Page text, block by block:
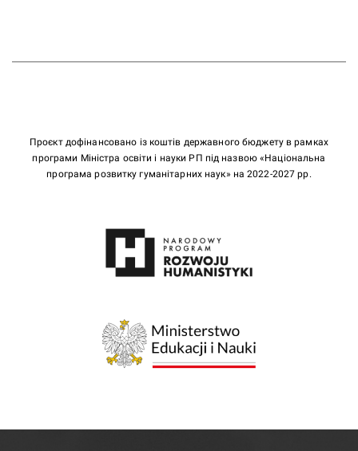
Проєкт дофінансовано із коштів державного бюджету в рамках
програми Міністра освіти і науки РП під назвою «Національна
програма розвитку гуманітарних наук» на 2022-2027 рр.